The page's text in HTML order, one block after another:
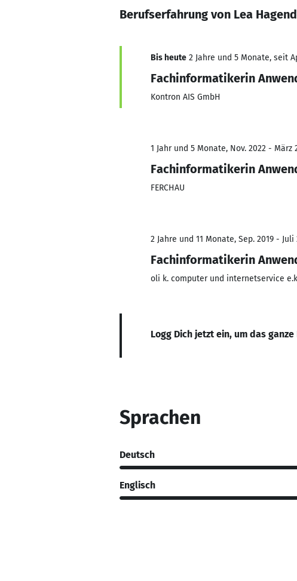
Berufserfahrung von Lea
Bis heute 2 Jahre und 5 Monate, seit
Fachinformatikerin
Kontron AIS GmbH
1 Jahr und 5 Monate, Nov. 2022 - März
Fachinformatikerin
FERCHAU
2 Jahre und 11 Monate, Sep. 2019 - Juli
Fachinformatikerin
oli k. computer und internetservice
Logg Dich jetzt ein, um das
Sprachen
Deutsch
Englisch